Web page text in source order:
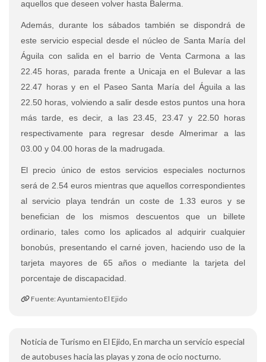
aquellos que deseen volver hasta Balerma.
Además, durante los sábados también se dispondrá de
este servicio especial desde el núcleo de Santa María del
Águila con salida en el barrio de Venta Carmona a las
22.45 horas, parada frente a Unicaja en el Bulevar a las
22.47 horas y en el Paseo Santa María del Águila a las
22.50 horas, volviendo a salir desde estos puntos una hora
más tarde, es decir, a las 23.45, 23.47 y 22.50 horas
respectivamente para regresar desde Almerimar a las
03.00 y 04.00 horas de la madrugada.
El precio único de estos servicios especiales nocturnos
será de 2.54 euros mientras que aquellos correspondientes
al servicio playa tendrán un coste de 1.33 euros y se
benefician de los mismos descuentos que un billete
ordinario, tales como los aplicados al adquirir cualquier
bonobús, presentando el carné joven, haciendo uso de la
tarjeta mayores de 65 años o mediante la tarjeta del
porcentaje de discapacidad.
Fuente: Ayuntamiento El Ejido
Noticia de Turismo en El Ejido, En marcha un servicio especial
de autobuses hacia las playas y zona de ocio nocturno.